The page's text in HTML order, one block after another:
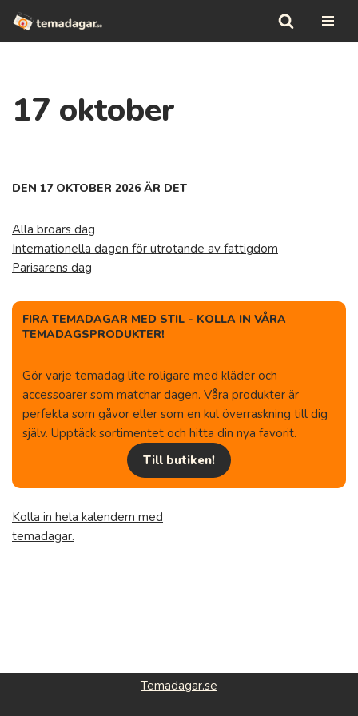
Hoppa
17 oktober
DEN 17 OKTOBER 2026 ÄR DET
Alla broars dag
Internationella dagen för utrotande av fattigdom
Parisarens dag
FIRA TEMADAGAR MED STIL - KOLLA IN VÅRA
TEMADAGSPRODUKTER!
Gör varje temadag lite roligare med kläder och
accessoarer som matchar dagen. Våra produkter är
perfekta som gåvor eller som en kul överraskning till dig
själv. Upptäck sortimentet och hitta din nya favorit.
Till butiken!
Kolla in hela kalendern med
temadagar.
Temadagar.se